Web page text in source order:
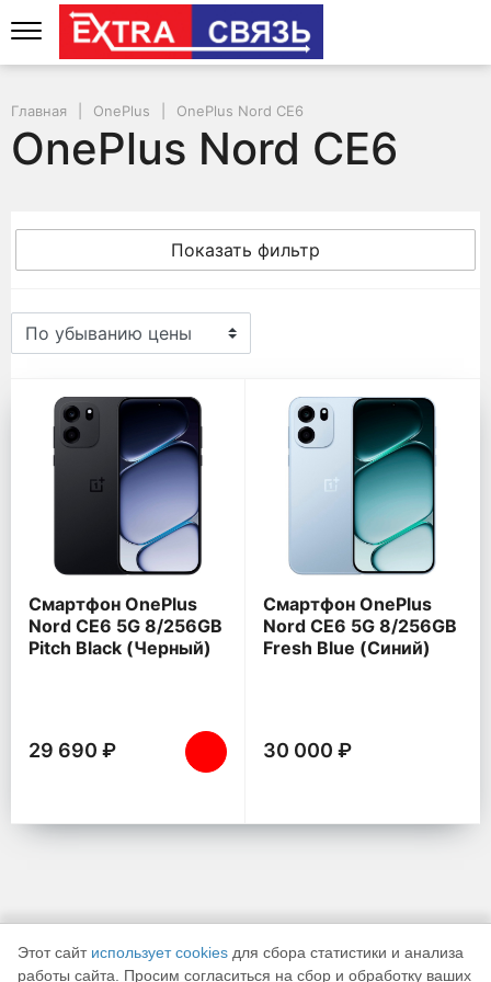
Главная OnePlus OnePlus Nord CE6
OnePlus Nord CE6
Показать фильтр
OnePlus Nord CE6
Смартфон OnePlus
Nord CE6 5G 8/256GB
Pitch Black (Черный)
29 690 ₽
Смартфон OnePlus
Nord CE6 5G 8/256GB
Fresh Blue (Синий)
30 000 ₽
Этот сайт использует cookies для сбора статистики и анализа
работы сайта. Просим согласиться на сбор и обработку ваших